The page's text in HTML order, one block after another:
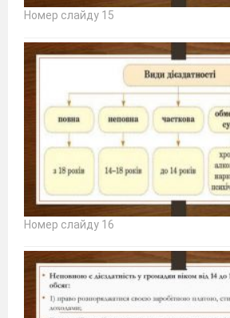
Номер слайду 15
Номер слайду 16